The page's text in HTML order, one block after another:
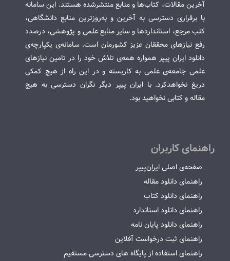
آخرین مقالات، کتاب‌ها و منابع منتشرشده هستند. این سامانه
با برقراری دسترسی به آخرین و به‌روزترین منابع دانشگاهی،
کتب مرجع، استانداردها و سایر منابع علمی و پژوهشی، درصدد
رفع نیازهای محققان عزیز کشورمان است. سامانه‌ی یکپارچه‌ی
دانلود ایران پیپر همواره همه‌ی تلاش خود را در تامین نیازهای
علمی جامعه‌ی علمی به کاربسته و در این راه از هیچ کمکی
دریغ نخواهدکرد. با ایران پیپر دیگر نگران دسترسی به هیچ
مقاله و کتابی نخواهید بود.
راهنمای کاربران
صفحه‌ی اصلی ایران‌پیپر
راهنمای دانلود مقاله
راهنمای دانلود کتاب
راهنمای دانلود استاندارد
راهنمای دانلود پایان نامه
راهنمای ثبت درخواست آفلاین
راهنمای استفاده از پایگاه های دسترسی مستقیم